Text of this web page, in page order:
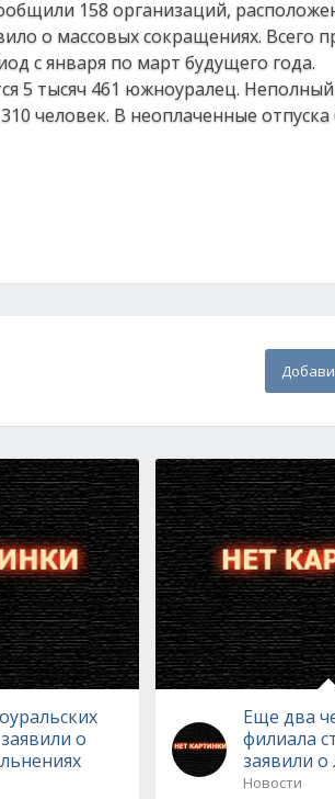
158 организаций,
о массовых сокращениях. Всего
с января по март будущего года.
5 тысяч 461 южноуралец.
человек. В неоплаченные
о
Еще два
филиала
заявили
Новости